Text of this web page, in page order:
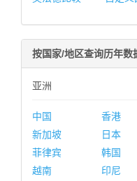
按国家/地区查询历年数
亚洲
中国 香港
新加坡
日本
菲律宾
韩国
越南
印尼